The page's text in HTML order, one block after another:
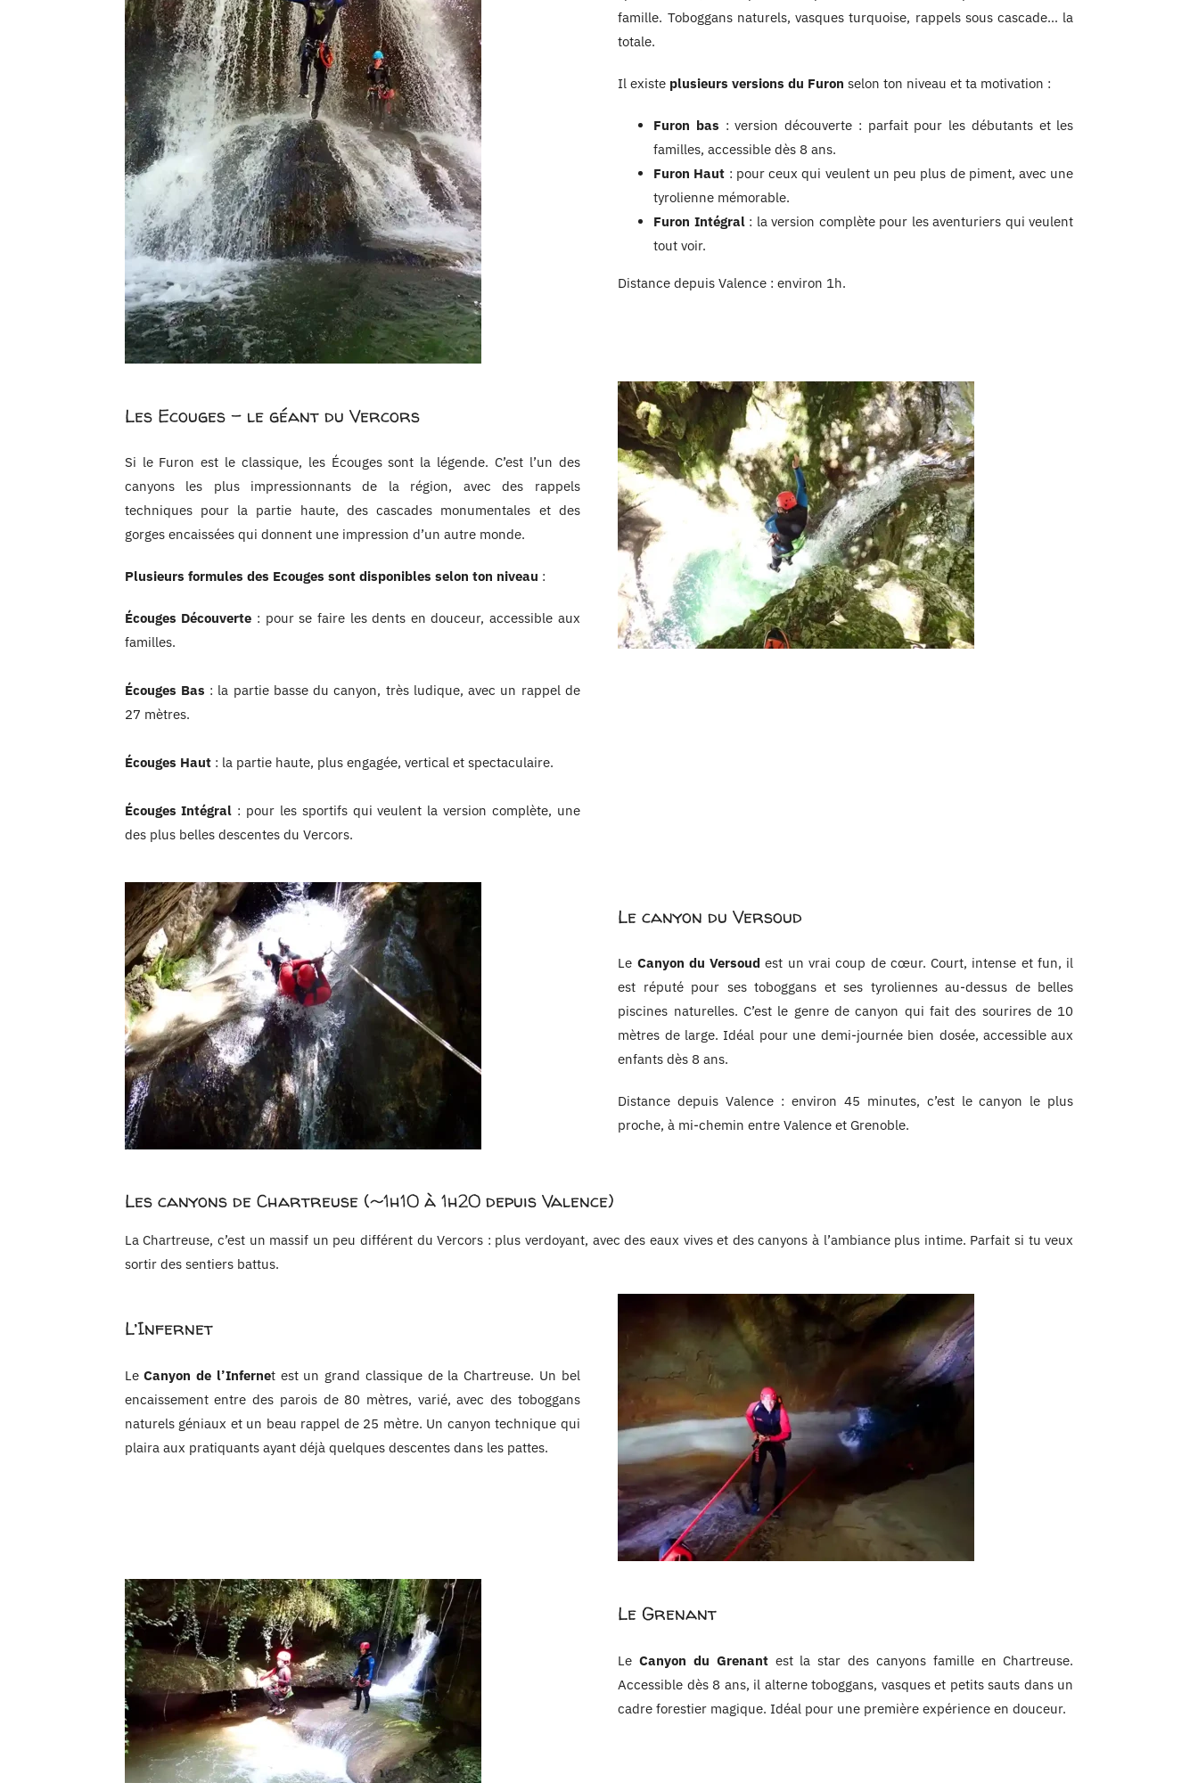
famille. Toboggans naturels, vasques turquoise, rappels sous cascade… la
totale.
Il existe plusieurs versions du Furon selon ton niveau et ta motivation :
Furon bas : version découverte : parfait pour les débutants et les
familles, accessible dès 8 ans.
Furon Haut : pour ceux qui veulent un peu plus de piment, avec une
tyrolienne mémorable.
Furon Intégral : la version complète pour les aventuriers qui veulent
tout voir.
Distance depuis Valence : environ 1h.
Les Ecouges – le géant du Vercors
Si le Furon est le classique, les Écouges sont la légende. C’est l’un des
canyons les plus impressionnants de la région, avec des rappels
techniques pour la partie haute, des cascades monumentales et des
gorges encaissées qui donnent une impression d’un autre monde.
Plusieurs formules des Ecouges sont disponibles selon ton niveau :
Écouges Découverte : pour se faire les dents en douceur, accessible aux
familles.
Écouges Bas : la partie basse du canyon, très ludique, avec un rappel de
27 mètres.
Écouges Haut: la partie haute, plus engagée, vertical et spectaculaire.
Écouges Intégral : pour les sportifs qui veulent la version complète, une
des plus belles descentes du Vercors.
Le canyon du Versoud
Le Canyon du Versoud est un vrai coup de cœur. Court, intense et fun, il
est réputé pour ses toboggans et ses tyroliennes au-dessus de belles
piscines naturelles. C’est le genre de canyon qui fait des sourires de 10
mètres de large. Idéal pour une demi-journée bien dosée, accessible aux
enfants dès 8 ans.
Distance depuis Valence : environ 45 minutes, c’est le canyon le plus
proche, à mi-chemin entre Valence et Grenoble.
Les canyons de Chartreuse (~1h10 à 1h20 depuis Valence)
La Chartreuse, c’est un massif un peu différent du Vercors : plus verdoyant, avec des eaux vives et des canyons à l’ambiance plus intime. Parfait si tu veux
sortir des sentiers battus.
L’Infernet
LeCanyon de l’Infernetest un grand classique de la Chartreuse. Un bel
encaissement entre des parois de 80 mètres, varié, avec des toboggans
naturels géniaux et un beau rappel de 25 mètre. Un canyon technique qui
plaira aux pratiquants ayant déjà quelques descentes dans les pattes.
Le Grenant
LeCanyon du Grenantest la star des canyons famille en Chartreuse.
Accessible dès 8 ans, il alterne toboggans, vasques et petits sauts dans un
cadre forestier magique. Idéal pour une première expérience en douceur.